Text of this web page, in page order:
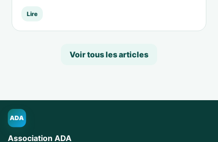
Lire
Voir tous les articles
ADA
Association ADA